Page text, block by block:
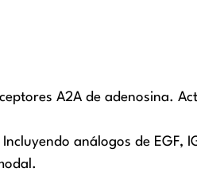
A2A de adenosina.
análogos de EGF,